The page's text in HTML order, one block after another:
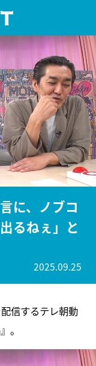
に、ノブコ
るねぇ」と
2025.09.25
信するテレ朝動
』。